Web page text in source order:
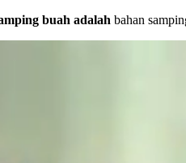
buah adalah bahan